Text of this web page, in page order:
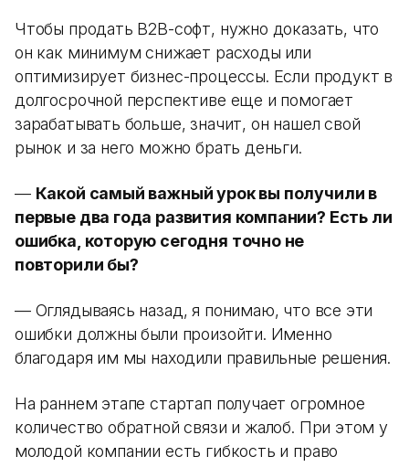
Чтобы продать B2B-софт, нужно доказать, что
он как минимум снижает расходы или
оптимизирует бизнес-процессы. Если продукт в
долгосрочной перспективе еще и помогает
зарабатывать больше, значит, он нашел свой
рынок и за него можно брать деньги.
— Какой самый важный урок вы получили в
первые два года развития компании? Есть ли
ошибка, которую сегодня точно не
повторили бы?
— Оглядываясь назад, я понимаю, что все эти
ошибки должны были произойти. Именно
благодаря им мы находили правильные решения.
На раннем этапе стартап получает огромное
количество обратной связи и жалоб. При этом у
молодой компании есть гибкость и право